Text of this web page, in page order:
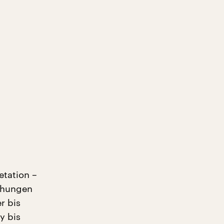
–
bis
bis